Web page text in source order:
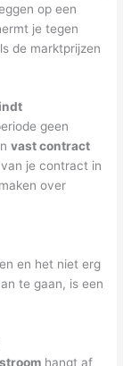
op een
je tegen
de marktprijzen
geen
vast contract
je contract in
over
en het niet erg
te gaan, is een
hangt af